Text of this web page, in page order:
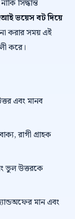
সিদ্ধান্ত
ভয়েস বট দিয়ে
করার সময় এই
করে।
এবং মানব
রাগী গ্রাহক
ভুল উত্তরকে
মান এবং